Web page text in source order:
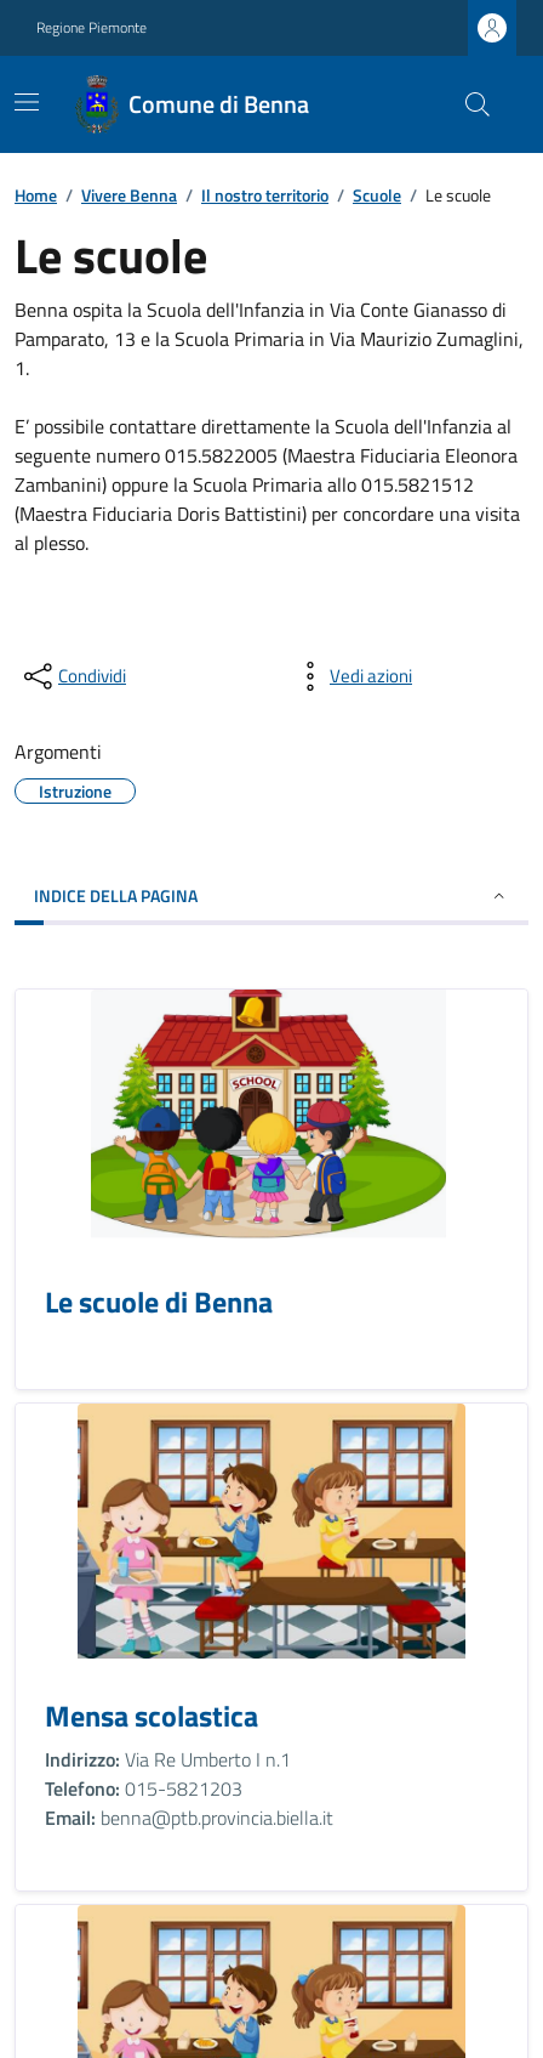
Regione Piemonte
Comune di Benna
Home / Vivere Benna / Il nostro territorio / Scuole / Le scuole
Le scuole
Benna ospita la Scuola dell'Infanzia in Via Conte Gianasso di
Pamparato, 13 e la Scuola Primaria in Via Maurizio Zumaglini,
1.
E’ possibile contattare direttamente la Scuola dell'Infanzia al
seguente numero 015.5822005 (Maestra Fiduciaria Eleonora
Zambanini) oppure la Scuola Primaria allo 015.5821512
(Maestra Fiduciaria Doris Battistini) per concordare una visita
al plesso.
Condividi Vedi azioni
Argomenti
Istruzione
INDICE DELLA PAGINA
Le scuole di Benna
Mensa scolastica
Indirizzo: Via Re Umberto I n.1
Telefono: 015-5821203
Email: benna@ptb.provincia.biella.it